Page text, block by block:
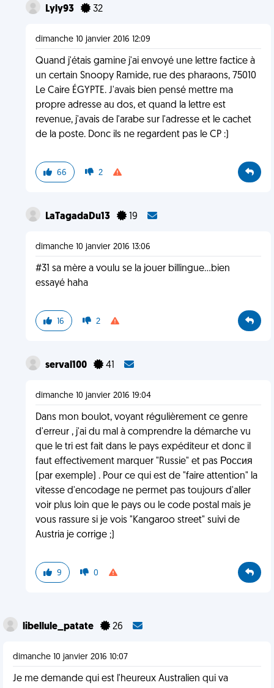
Lyly93 32
dimanche 10 janvier 2016 12:09
Quand j'étais gamine j'ai envoyé une lettre factice à
un certain Snoopy Ramide, rue des pharaons, 75010
Le Caire ÉGYPTE. J'avais bien pensé mettre ma
propre adresse au dos, et quand la lettre est
revenue, j'avais de l'arabe sur l'adresse et le cachet
de la poste. Donc ils ne regardent pas le CP :)
66 2
LaTagadaDu13 19
dimanche 10 janvier 2016 13:06
#31 sa mère a voulu se la jouer billingue...bien
essayé haha
16 2
serval100 41
dimanche 10 janvier 2016 19:04
Dans mon boulot, voyant régulièrement ce genre
d'erreur , j'ai du mal à comprendre la démarche vu
que le tri est fait dans le pays expéditeur et donc il
faut effectivement marquer "Russie" et pas Россия
(par exemple) . Pour ce qui est de "faire attention" la
vitesse d'encodage ne permet pas toujours d'aller
voir plus loin que le pays ou le code postal mais je
vous rassure si je vois "Kangaroo street" suivi de
Austria je corrige ;)
9 0
libellule_patate 26
dimanche 10 janvier 2016 10:07
Je me demande qui est l'heureux Australien qui va